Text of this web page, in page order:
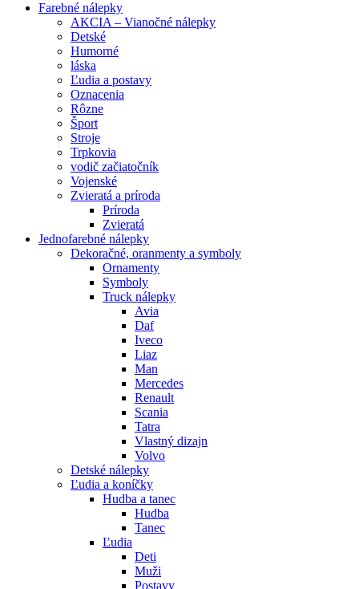
Farebné nálepky
AKCIA – Vianočné nálepky
Detské
Humorné
láska
Ľudia a postavy
Oznacenia
Rôzne
Šport
Stroje
Trpkovia
vodič začiatočník
Vojenské
Zvieratá a príroda
Príroda
Zvieratá
Jednofarebné nálepky
Dekoračné, oranmenty a symboly
Ornamenty
Symboly
Truck nálepky
Avia
Daf
Iveco
Liaz
Man
Mercedes
Renault
Scania
Tatra
Vlastný dizajn
Volvo
Detské nálepky
Ľudia a koníčky
Hudba a tanec
Hudba
Tanec
Ľudia
Deti
Muži
Postavy